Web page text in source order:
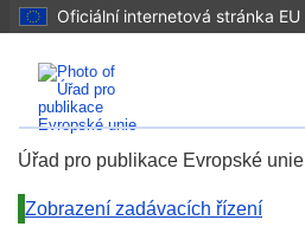
Oficiální internetová stránka EU
Úřad pro publikace Evropské unie
Zobrazení zadávacích řízení